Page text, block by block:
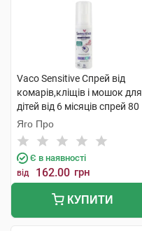
Vaco Sensitive Спрей від
комарів,кліщів і мошок для
дітей від 6 місяців спрей 80
мл 1 флакон
Яго Про
Є в наявності
від 162.00 грн
КУПИТИ